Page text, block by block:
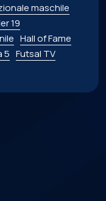
maschile
19
Hall of Fame
5 Futsal TV